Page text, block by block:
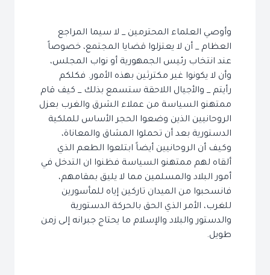
وأوصي العلماء المحترمين _ لا سيما المراجع
العظام _ أن لا يعتزلوا قضايا المجتمع، خصوصاً
عند انتخاب رئيس الجمهورية أو نواب المجلس،
وأن لا يكونوا غير مكترثين بهذه الأمور. فكلكم
رأيتم _ والأجيال اللاحقة ستسمع بذلك _ كيف قام
ممتهنو السياسة من عملاء الشرق والغرب بعزل
الروحانيين الذين وضعوا الحجر الأساس للملكية
الدستورية بعد أن تحملوا المشاق والمعاناة،
وكيف أن الروحانيين أيضاً ابتلعوا الطعم الذي
ألقاه لهم ممتهنو السياسة فظنوا ان التدخل في
أمور البلاد والمسلمين مما لا يليق بمقامهم،
فانسحبوا من الميدان تاركين إياه للمأسورين
للغرب، الأمر الذي الحق بالحركة الدستورية
والدستور والبلاد والإسلام ما يحتاج جبرانه إلى زمن
طويل.